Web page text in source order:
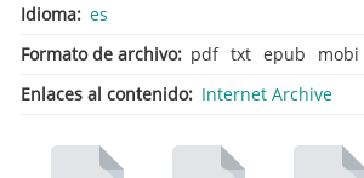
Idioma es
Formato de archivo
pdf txt epub mobi
Enlaces al contenido
Internet Archive